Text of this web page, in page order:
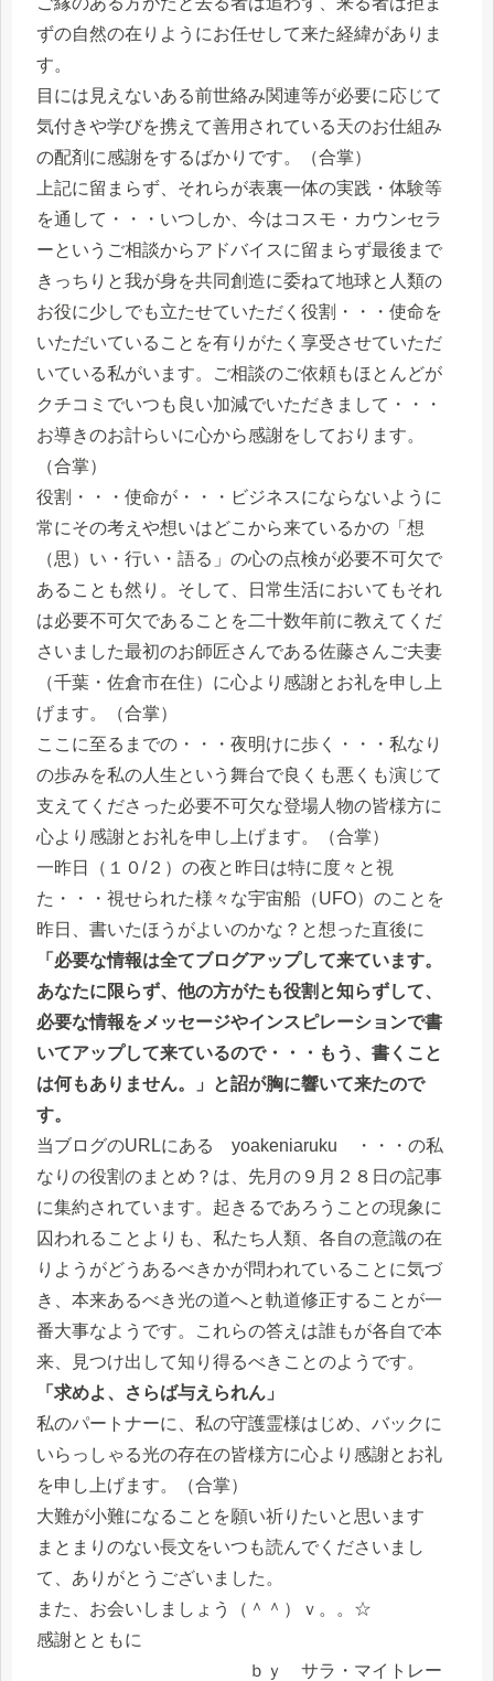
ずの自然の在りようにお任せして来た経緯がありま
す。
目には見えないある前世絡み関連等が必要に応じて
気付きや学びを携えて善用されている天のお仕組み
の配剤に感謝をするばかりです。（合掌）
上記に留まらず、それらが表裏一体の実践・体験等
を通して・・・いつしか、今はコスモ・カウンセラ
ーというご相談からアドバイスに留まらず最後まで
きっちりと我が身を共同創造に委ねて地球と人類の
お役に少しでも立たせていただく役割・・・使命を
いただいていることを有りがたく享受させていただ
いている私がいます。ご相談のご依頼もほとんどが
クチコミでいつも良い加減でいただきまして・・・
お導きのお計らいに心から感謝をしております。
（合掌）
役割・・・使命が・・・ビジネスにならないように
常にその考えや想いはどこから来ているかの「想
（思）い・行い・語る」の心の点検が必要不可欠で
あることも然り。そして、日常生活においてもそれ
は必要不可欠であることを二十数年前に教えてくだ
さいました最初のお師匠さんである佐藤さんご夫妻
（千葉・佐倉市在住）に心より感謝とお礼を申し上
げます。（合掌）
ここに至るまでの・・・夜明けに歩く・・・私なり
の歩みを私の人生という舞台で良くも悪くも演じて
支えてくださった必要不可欠な登場人物の皆様方に
心より感謝とお礼を申し上げます。（合掌）
一昨日（１０/２）の夜と昨日は特に度々と視
た・・・視せられた様々な宇宙船（UFO）のことを
昨日、書いたほうがよいのかな？と想った直後に
「必要な情報は全てブログアップして来ています。
あなたに限らず、他の方がたも役割と知らずして、
必要な情報をメッセージやインスピレーションで書
いてアップして来ているので・・・もう、書くこと
は何もありません。」と詔が胸に響いて来たので
す。
当ブログのURLにある yoakeniaruku ・・・の私
なりの役割のまとめ？は、先月の９月２８日の記事
に集約されています。起きるであろうことの現象に
囚われることよりも、私たち人類、各自の意識の在
りようがどうあるべきかが問われていることに気づ
き、本来あるべき光の道へと軌道修正することが一
番大事なようです。これらの答えは誰もが各自で本
来、見つけ出して知り得るべきことのようです。
「求めよ、さらば与えられん」
私のパートナーに、私の守護霊様はじめ、バックに
いらっしゃる光の存在の皆様方に心より感謝とお礼
を申し上げます。（合掌）
大難が小難になることを願い祈りたいと思います
まとまりのない長文をいつも読んでくださいまし
て、ありがとうございました。
また、お会いしましょう（＾＾）ｖ。。☆
感謝とともに
ｂｙ サラ・マイトレー